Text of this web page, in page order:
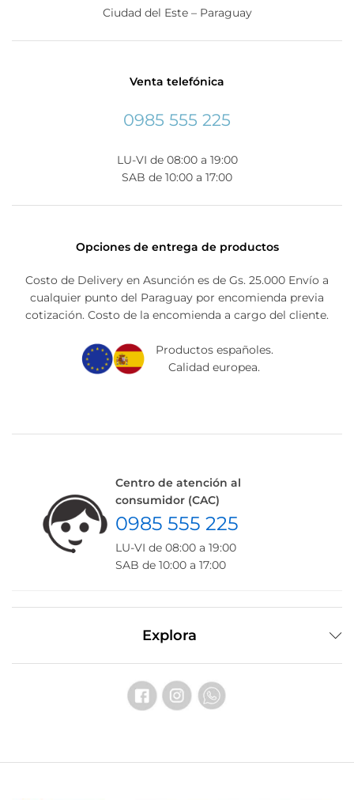
Ciudad del Este – Paraguay
Venta telefónica
0985 555 225
LU-VI de 08:00 a 19:00
SAB de 10:00 a 17:00
Opciones de entrega de productos
Costo de Delivery en Asunción es de Gs. 25.000 Envío a
cualquier punto del Paraguay por encomienda previa
cotización. Costo de la encomienda a cargo del cliente.
Productos españoles.
Calidad europea.
Centro de atención al
consumidor (CAC)
0985 555 225
LU-VI de 08:00 a 19:00
SAB de 10:00 a 17:00
Explora